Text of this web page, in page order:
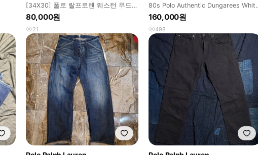
[34X30] 폴로 랄프로렌 웨스턴 무드
슬림 핏 설리반 데님 팬츠
80,000원
21
80s Polo Authentic Dungarees White
Denim
160,000원
498